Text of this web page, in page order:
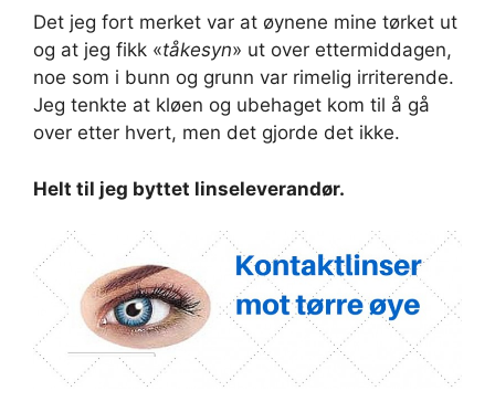
Det jeg fort merket var at øynene mine tørket ut
og at jeg fikk «tåkesyn» ut over ettermiddagen,
noe som i bunn og grunn var rimelig irriterende.
Jeg tenkte at kløen og ubehaget kom til å gå
over etter hvert, men det gjorde det ikke.
Helt til jeg byttet linseleverandør.